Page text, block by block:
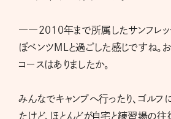
――2010年まで所属したサンフレッ
ぼベンツMLと過ごした感じですね。
コースはありましたか。
みんなでキャンプへ行ったり、ゴルフ
たけど、ほとんどが自宅と練習場の往